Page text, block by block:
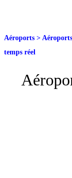
Aéroports >
temps réel